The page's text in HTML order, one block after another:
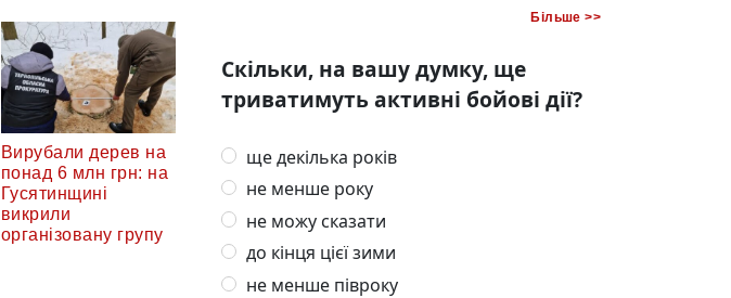
Вирубали дерев на
понад 6 млн грн: на
Гусятинщині
викрили
організовану групу
Більше >>
Скільки, на вашу думку, ще
триватимуть активні бойові дії?
ще декілька років
не менше року
не можу сказати
до кінця цієї зими
не менше півроку